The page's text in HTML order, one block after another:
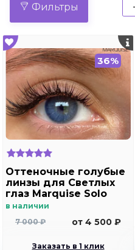
Фильтры
36%
Оттеночные голубые
линзы для Светлых
глаз Marquise Solo
blue для
близорукости
в наличии
7 000 ₽
от 4 500 ₽
Заказать в 1 клик